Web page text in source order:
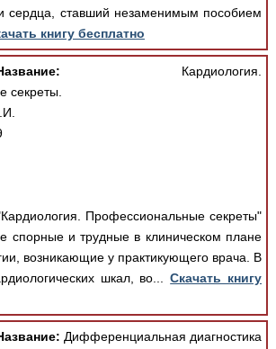
сердца, ставший незаменимым пособием
книгу бесплатно
Кардиология.
секреты.
Профессиональные секреты"
спорные и трудные в клиническом плане
возникающие у практикующего врача. В
шкал, во...Скачать книгу
Дифференциальная диагностика